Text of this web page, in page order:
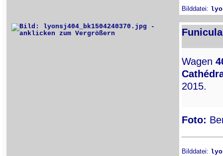
Bilddatei:
Wagen
2015.
Foto:
Bilddatei: